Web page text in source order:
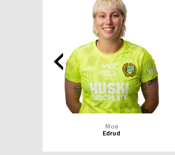
Moa
Edrud